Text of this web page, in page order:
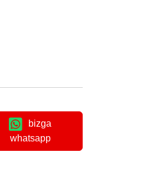
bizga
whatsapp